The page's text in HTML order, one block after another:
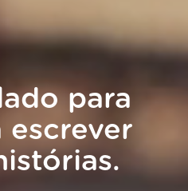
para
escrever